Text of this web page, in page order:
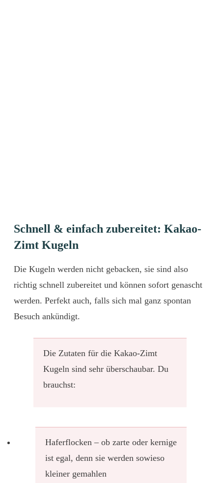
Schnell & einfach zubereitet: Kakao-
Zimt Kugeln
Die Kugeln werden nicht gebacken, sie sind also
richtig schnell zubereitet und können sofort genascht
werden. Perfekt auch, falls sich mal ganz spontan
Besuch ankündigt.
Die Zutaten für die Kakao-Zimt
Kugeln sind sehr überschaubar. Du
brauchst:
Haferflocken – ob zarte oder kernige
ist egal, denn sie werden sowieso
kleiner gemahlen